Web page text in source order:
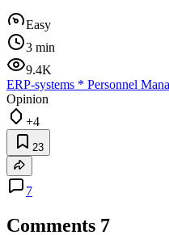
Easy
3 min
9.4K
ERP-systems * Personnel
Opinion
+4
23
7
Comments 7